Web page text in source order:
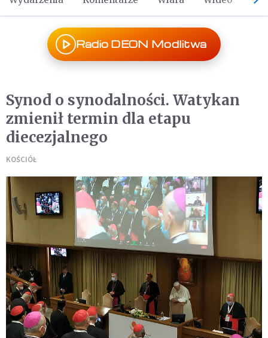
Radio DEON Modlitwa
Synod o synodalności. Watykan
zmienił termin dla etapu
diecezjalnego
KOŚCIÓŁ